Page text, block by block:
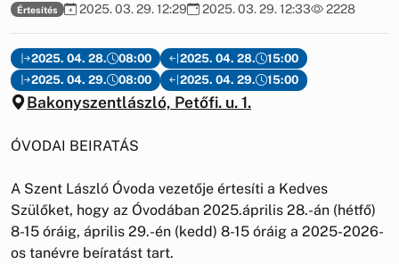
Értesítés 2025. 03. 29. 12:29 2025. 03. 29. 12:33 2228
2025. 04. 28. 08:00 2025. 04. 28.
15:00
2025. 04. 29.
08:00 2025. 04. 29. 15:00
Bakonyszentlászló, Petőfi. u. 1.
ÓVODAI BEIRATÁS
A Szent László Óvoda vezetője értesíti a Kedves
Szülőket, hogy az Óvodában 2025.április 28.-án (hétfő)
8-15 óráig, április 29.-én (kedd) 8-15 óráig a 2025-2026-
os tanévre beíratást tart.